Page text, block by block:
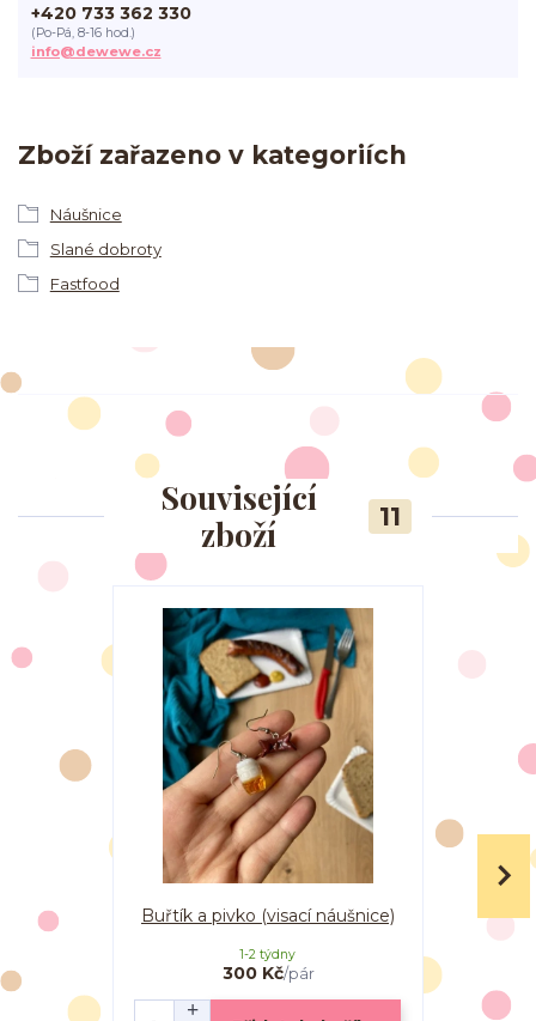
Zboží zařazeno v kategoriích
Náušnice
Slané dobroty
Fastfood
+420 733 362 330
(Po-Pá, 8-16 hod.)
info@dewewe.cz
Související
zboží
11
Buřtík a pivko (visací náušnice)
300 Kč/pár
1-2 týdny